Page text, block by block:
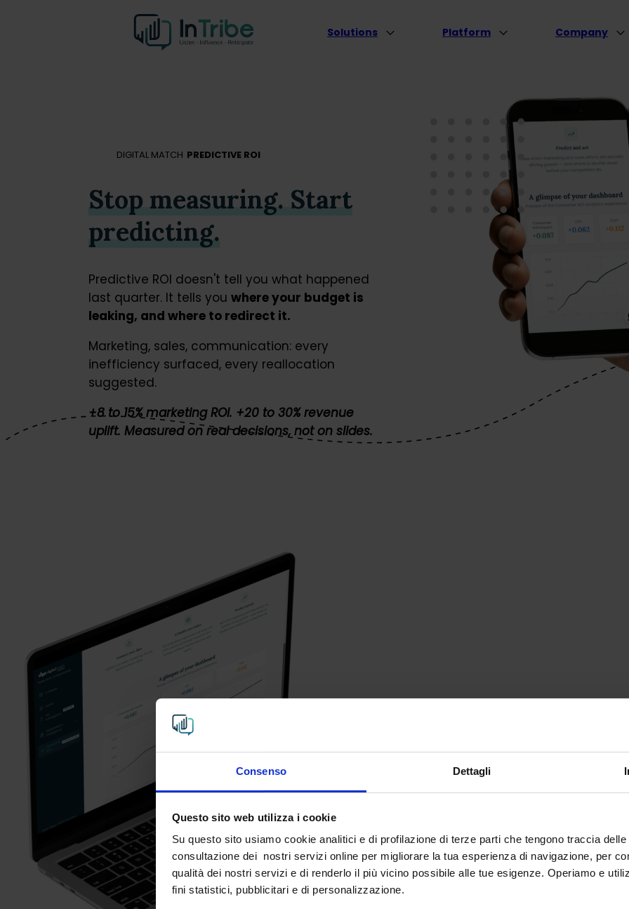
Consenso Dettagli
Questo sito web utilizza i cookie
Su questo sito usiamo cookie analitici e di profilazione di terze parti che tengono traccia
consultazione dei nostri servizi online per migliorare la tua esperienza di navigazione, per
qualità dei nostri servizi e di renderlo il più vicino possibile alle tue esigenze. Operiamo e
fini statistici, pubblicitari e di personalizzazione.
Solutions Platform Company
DIGITAL MATCH PREDICTIVE ROI
Stop measuring. Start
predicting.
Predictive ROI doesn't tell you what happened
last quarter. It tells you where your budget is
leaking, and where to redirect it.
Marketing, sales, communication: every
inefficiency surfaced, every reallocation
suggested.
+8 to 15% marketing ROI. +20 to 30% revenue
uplift. Measured on real decisions, not on slides.
signals